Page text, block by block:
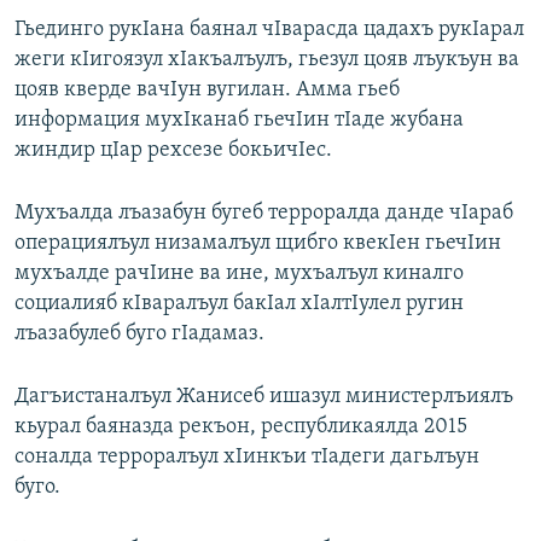
Гьединго рукIана баянал чIварасда цадахъ рукIарал
жеги кIигоязул хIакъалъулъ, гьезул цояв лъукъун ва
цояв кверде вачIун вугилан. Амма гьеб
информация мухIканаб гьечIин тIаде жубана
жиндир цIар рехсезе бокьичIес.
Мухъалда лъазабун бугеб терроралда данде чIараб
операциялъул низамалъул щибго квекIен гьечIин
мухъалде рачIине ва ине, мухъалъул киналго
социалияб кIваралъул бакIал хIалтIулел ругин
лъазабулеб буго гIадамаз.
Дагъистаналъул Жанисеб ишазул министерлъиялъ
кьурал баяназда рекъон, республикаялда 2015
соналда терроралъул хIинкъи тIадеги дагьлъун
буго.